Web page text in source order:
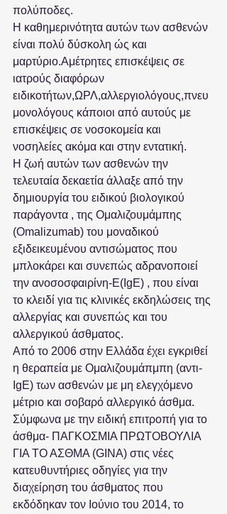
πολύποδες.
Η καθημερινότητα αυτών των ασθενών
είναι πολύ δύσκολη ώς και
μαρτύριο.Αμέτρητες επισκέψεις σε
ιατρούς διαφόρων
ειδικοτήτων,ΩΡΛ,αλλεργιολόγους,πνευ
μονολόγους κάποιοι από αυτούς με
επισκέψεις σε νοσοκομεία και
νοσηλείες ακόμα και στην εντατική.
Η ζωή αυτών των ασθενών την
τελευταία δεκαετία άλλαξε από την
δημιουργία του ειδικού βιολογικού
παράγοντα , της Ομαλιζουμάμπης
(Omalizumab) του μοναδικού
εξιδεικευμένου αντισώματος που
μπλοκάρει και συνεπώς αδρανοποιεί
την ανοσοσφαιρίνη-Ε(IgE) , που είναι
το κλειδί για τις κλινικές εκδηλώσεις της
αλλεργίας και συνεπώς και του
αλλεργικού άσθματος.
Από το 2006 στην Ελλάδα έχει εγκριθεί
η θεραπεία με Ομαλιζουμάπμπη (αντι-
IgE) των ασθενών με μη ελεγχόμενο
μέτριο και σοβαρό αλλεργικό άσθμα.
Σύμφωνα με την ειδική επιτροπή για το
άσθμα- ΠΑΓΚΟΣΜΙΑ ΠΡΩΤΟΒΟΥΛΙΑ
ΓΙΑ ΤΟ ΑΣΘΜΑ (GINA) στις νέες
κατευθυντήριες οδηγίες για την
διαχείρηση του άσθματος που
εκδόδηκαν τον Ιούνιο του 2014, το